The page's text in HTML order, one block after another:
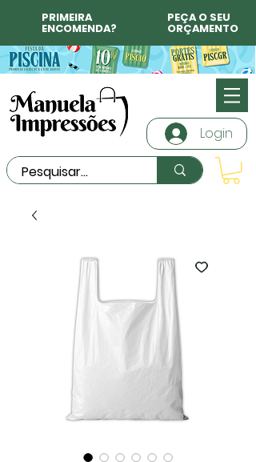
PRIMEIRA
ENCOMENDA?
PEÇA O SEU
ORÇAMENTO
Login